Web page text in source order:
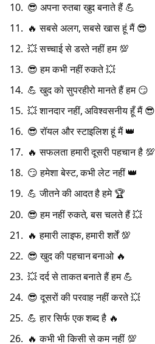
😎 अपना रुतबा खुद बनाते हैं 💪
🔥 सबसे अलग, सबसे खास हूं मैं 😎
💥 सच्चाई से डरते नहीं हम 💯
😎 हम कभी नहीं रुकते 💥
💪 खुद को सुपरहीरो मानते हैं हम 😏
💥 शानदार नहीं, अविश्वसनीय हूँ मैं 😎
😎 रॉयल और स्टाइलिश हूं मैं 👑
🔥 सफलता हमारी दूसरी पहचान है 💯
😏 हमेशा बेस्ट, कभी लेट नहीं 👑
💪 जीतने की आदत है हमे 🏆
😎 हम नहीं रुकते, बस चलते हैं 💥
🔥 हमारी लाइफ, हमारी शर्तें 💯
😎 खुद की पहचान बनाओ 🔥
💥 दर्द से ताकत बनाते हैं हम 💪
😎 दूसरों की परवाह नहीं करते 💥
💪 हार सिर्फ एक शब्द है 🔥
🔥 कभी भी किसी से कम नहीं 💯